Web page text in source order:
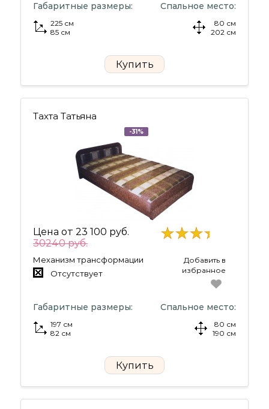
Габаритные размеры:
225 см
85 см
Спальное место:
80 см
202 см
Купить
Тахта Татьяна
-31%
Цена от 23 100 руб.
30240 руб.
Механизм трансформации
Отсутствует
Добавить в
избранное
Габаритные размеры:
197 см
82 см
Спальное место:
80 см
190 см
Купить